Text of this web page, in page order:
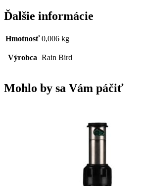
Ďalšie informácie
Hmotnosť 0,006 kg
Výrobca Rain Bird
Mohlo by sa Vám páčiť